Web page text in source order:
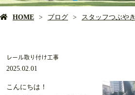
HOME ブログ スタッフつぶやき
レール取り付け工事
2025.02.01
こんにちは！